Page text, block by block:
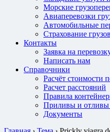
Морские
Авиаперевозки
Автомобильные
Страхование грузов
Контакты
Заявка на
Написать нам
Справочники
Расчёт стоимости
Расчет расстояний
Правила
Приливы и отливы
Документы